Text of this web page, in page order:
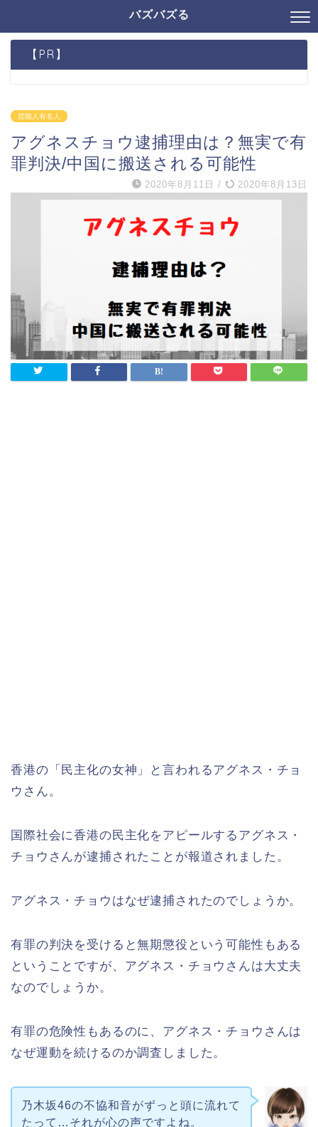
バズバズる
【PR】
芸能人有名人
アグネスチョウ逮捕理由は？無実で有
罪判決/中国に搬送される可能性
2020年8月11日 / 2020年8月13日
香港の「民主化の女神」と言われるアグネス・チョ
ウさん。
国際社会に香港の民主化をアピールするアグネス・
チョウさんが逮捕されたことが報道されました。
アグネス・チョウはなぜ逮捕されたのでしょうか。
有罪の判決を受けると無期懲役という可能性もある
ということですが、アグネス・チョウさんは大丈夫
なのでしょうか。
有罪の危険性もあるのに、アグネス・チョウさんは
なぜ運動を続けるのか調査しました。
乃木坂46の不協和音がずっと頭に流れて
たって…それが心の声ですよね。